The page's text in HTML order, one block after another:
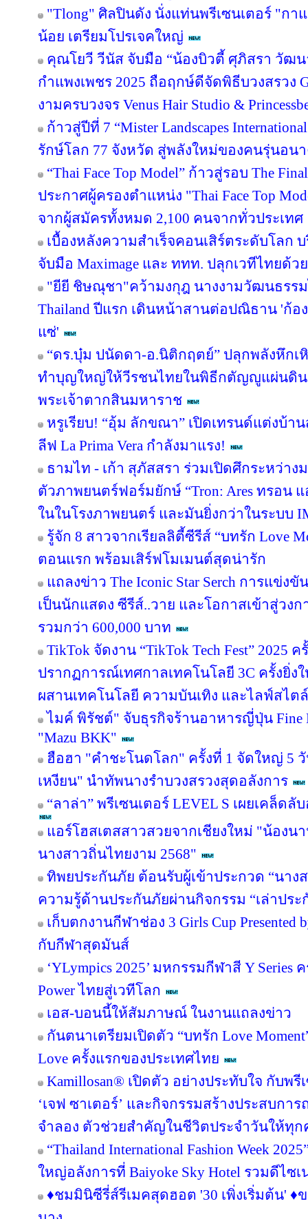
"Tlong" ศิลปินดัง นั่งแท่นพรีเซนเตอร์ "ก
น้อย เตรียมโปรเจคใหญ่
คุณโยวี วีนัส จับมือ “น้องบิวตี้ ศุภิสรา วัฒ
กำแพงเพชร 2025 ถือฤกษ์ดีจัดพิธีบวงสรวง
งามครบวงจร Venus Hair Studio &
ก้าวสู่ปีที่ 7 “Mister Landscapes
รักษ์โลก 77 จังหวัด สู่พลังใหม่ของคนรุ่นอน
“Thai Face Top Model” ก้าวสู่รอบ The
ประกาศผู้ครองตำแหน่ง "Thai Face Top
จากผู้สมัครทั้งหมด 2,100 คนจากทั่วประเทศ
เบื้องหลังความสำเร็จคอนเสิร์ตระดับโลก
จับมือ Maximage และ ททท. ปลุกเวทีไทยด้วย
"ยียี ชิษณุชา"คว้ามงกุฎ นางงามวัฒนธรรมไ
Thailand ปีแรก เดินหน้าสานต่อปณิธาน 'ก้อ
แซ่'
“ดร.บุ๋ม ปนัดดา-อ.นิติกฤตย์” ปลุกพลังหึก
ทำบุญใหญ่ให้วีรชนไทยในพิธีกตัญญูแผ่นดิน
พระเจ้าตากสินมหาราช
หรูเรียบ! “อุ้ม ลักขณา” เปิดเทรนด์แต่งบ้า
ลีฟ La Prima Vera กำลังมาแรง!
ธามไท - เก้า สุภัสสรา ร่วมเปิดศึกระหว่าง
ตัวภาพยนตร์ฟอร์มยักษ์ “Tron: Ares ทรอน
ในในโรงภาพยนตร์ และมันยิ่งกว่าในระบบ
รู้จัก 8 สาวจากเรียลลิตี้ซีรีส์ “บทรัก Love
ตอนแรก พร้อมเสิร์ฟโมเมนต์สุดน่ารัก
แถลงข่าว The Iconic Star Serch การแข่ง
เป็นนักแสดง ซีรีส์..วาย และโอกาสเข้าสู่วงก
รวมกว่า 600,000 บาท
TikTok จัดงาน “TikTok Tech Fest” 2025
ปรากฏการณ์เทศกาลเทคโนโลยี 3C ครั้งยิ่
ผสานเทคโนโลยี ความบันเทิง และไลฟ์สไต
ไมค์ พิรัชต์" จับธุรกิจร้านอาหารญี่ปุ่น Fine
"Mazu BKK"
ฮือฮา "คำชะโนดโลก" ครั้งที่ 1 จัดใหญ่ 5
เหงียน" นำทัพนางรำบวงสรวงสุดอลังการ
“ลาล่า” พรีเซนเตอร์ LEVEL S เผยเคล็
แอร์โฮสเตสสาวสวยจากเชียงใหม่ "น้องน
นางสาวถิ่นไทยงาม 2568"
ทิพยประกันภัย ต้อนรับผู้เข้าประกวด “นาง
ความรู้ด้านประกันภัยผ่านกิจกรรม “เล่าปร
เก็บตกงานกีฬาช่อง 3 Girls Cup
กับกีฬาสุดมันส์
‘YLympics 2025’ มหกรรมกีฬาสี Y
Power ไทยสู่เวทีโลก
เอส-บอนนี้ให้สัมภาษณ์ ในงานแถลงข่าว
กันตนาเตรียมเปิดตัว “บทรัก Love
Love ครั้งแรกของประเทศไทย
Kamillosan® เปิดตัว อย่างประทับใจ กับพ
‘เจฟ ซาเตอร์’ และกิจกรรมสร้างประสบก
จำลอง ตัวช่วยสำคัญในชีวิตประจำวันให้ทุ
“Thailand International Fashion Week
ใหญ่อลังการที่ Baiyoke Sky Hotel รวมดีไซเ
♦️ชมมินิซีรี่ส์รีเมคสุดฮอต '30 เพิ่งเริ่มต้น' ♦️